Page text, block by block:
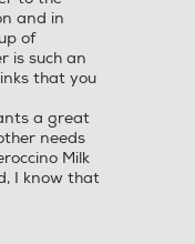
quantità/Misurin
and in
of
is such an
that you
a great
needs
Milk
I know that